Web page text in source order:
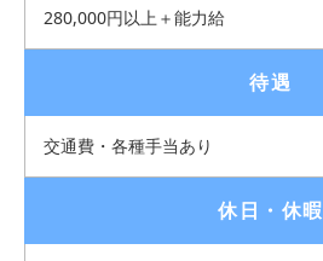
280,000円以上＋能力給
待遇
交通費・各種手当あり
休日・休暇